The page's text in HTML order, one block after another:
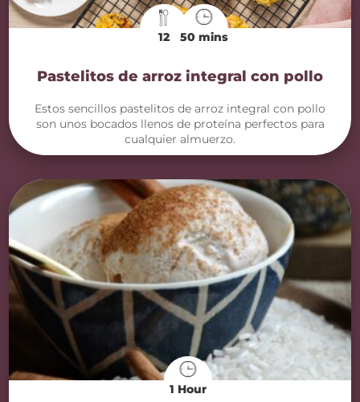
12 50 mins
Pastelitos de arroz integral con pollo
Estos sencillos pastelitos de arroz integral con pollo
son unos bocados llenos de proteína perfectos para
cualquier almuerzo.
1 Hour